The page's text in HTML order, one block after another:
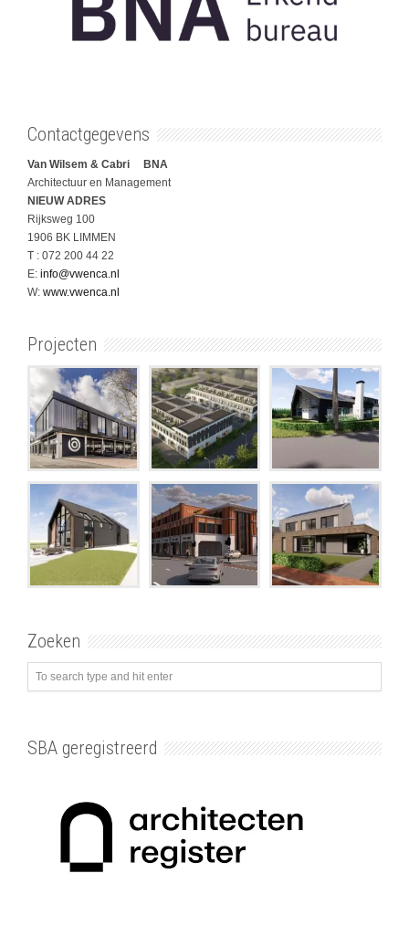
Contactgegevens
Van Wilsem & Cabri BNA
Architectuur en Management
NIEUW ADRES
Rijksweg 100
1906 BK LIMMEN
T : 072 200 44 22
E: info@vwenca.nl
W: www.vwenca.nl
Projecten
Zoeken
SBA geregistreerd